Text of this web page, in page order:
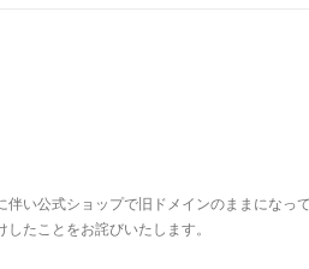
い公式ショップで旧ドメインのままになっ
たことをお詫びいたします。